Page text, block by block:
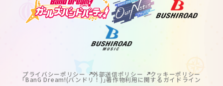
プライバシーポリシー 外部送信ポリシー クッキーポリシー
｢BanG Dream!(バンドリ！)｣著作物利用に関するガイドライン